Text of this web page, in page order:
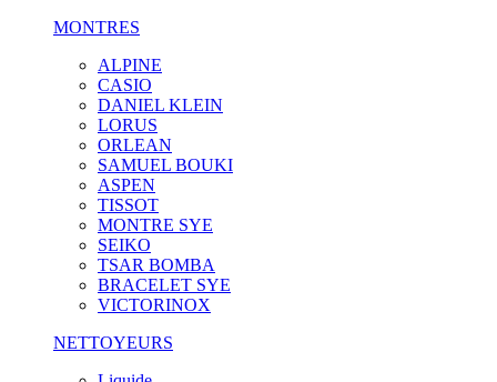
MONTRES
ALPINE
CASIO
DANIEL KLEIN
LORUS
ORLEAN
SAMUEL BOUKI
ASPEN
TISSOT
MONTRE SYE
SEIKO
TSAR BOMBA
BRACELET SYE
VICTORINOX
NETTOYEURS